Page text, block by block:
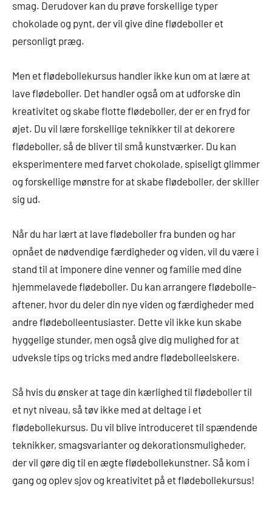
smag. Derudover kan du prøve forskellige typer
chokolade og pynt, der vil give dine flødeboller et
personligt præg.
Men et flødebollekursus handler ikke kun om at lære at
lave flødeboller. Det handler også om at udforske din
kreativitet og skabe flotte flødeboller, der er en fryd for
øjet. Du vil lære forskellige teknikker til at dekorere
flødeboller, så de bliver til små kunstværker. Du kan
eksperimentere med farvet chokolade, spiseligt glimmer
og forskellige mønstre for at skabe flødeboller, der skiller
sig ud.
Når du har lært at lave flødeboller fra bunden og har
opnået de nødvendige færdigheder og viden, vil du være i
stand til at imponere dine venner og familie med dine
hjemmelavede flødeboller. Du kan arrangere flødebolle-
aftener, hvor du deler din nye viden og færdigheder med
andre flødebolleentusiaster. Dette vil ikke kun skabe
hyggelige stunder, men også give dig mulighed for at
udveksle tips og tricks med andre flødebolleelskere.
Så hvis du ønsker at tage din kærlighed til flødeboller til
et nyt niveau, så tøv ikke med at deltage i et
flødebollekursus. Du vil blive introduceret til spændende
teknikker, smagsvarianter og dekorationsmuligheder,
der vil gøre dig til en ægte flødebollekunstner. Så kom i
gang og oplev sjov og kreativitet på et flødebollekursus!